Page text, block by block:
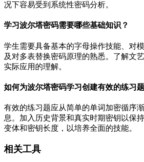
况下容易受到系统性密码分析。
学习波尔塔密码需要哪些基础知识？
学生需要具备基本的字母操作技能、对
及对多表替换密码原理的熟悉。了解文
实际应用的理解。
如何为波尔塔密码学习创建有效的练习
有效的练习题应从简单的单词加密循序
息。加入历史背景和真实时期密钥以保
变体和密钥长度，以培养全面的技能。
相关工具